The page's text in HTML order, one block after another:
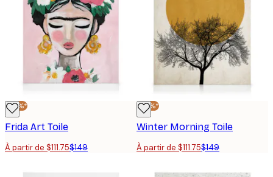
-25%*
Frida Art Toile
À partir de $111.75$149
-25%*
Winter Morning Toile
À partir de $111.75$149